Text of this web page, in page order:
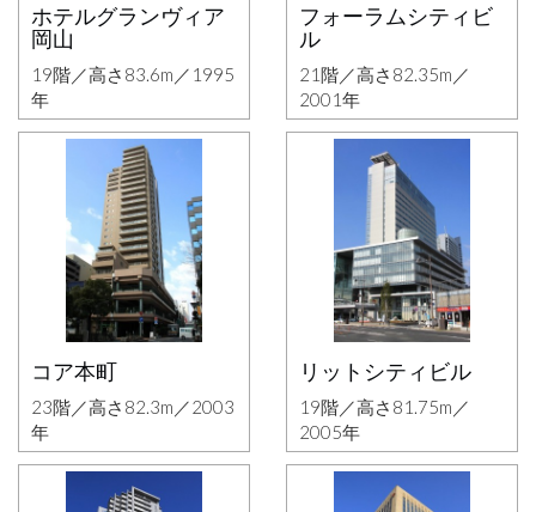
ホテルグランヴィア
岡山
19階／高さ83.6m／1995
年
フォーラムシティビ
ル
21階／高さ82.35m／
2001年
コア本町
23階／高さ82.3m／2003
年
リットシティビル
19階／高さ81.75m／
2005年